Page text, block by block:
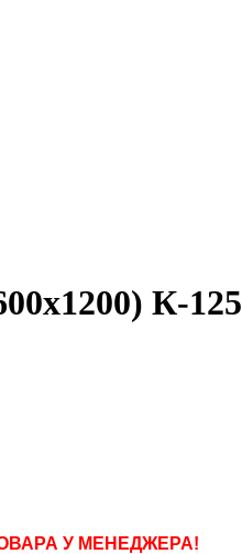
К-125
У МЕНЕДЖЕРА!